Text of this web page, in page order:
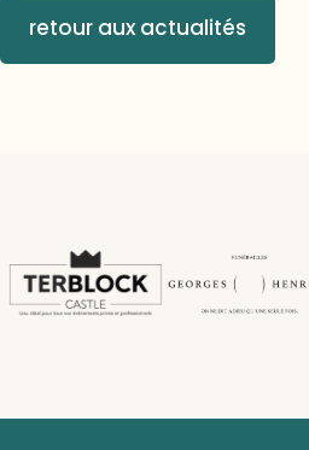
retour aux actualités